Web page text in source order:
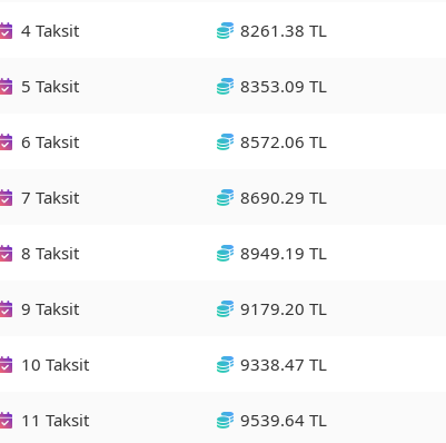
4 Taksit 8261.38 TL
5 Taksit 8353.09 TL
6 Taksit 8572.06 TL
7 Taksit 8690.29 TL
8 Taksit 8949.19 TL
9 Taksit 9179.20 TL
10 Taksit 9338.47 TL
11 Taksit 9539.64 TL